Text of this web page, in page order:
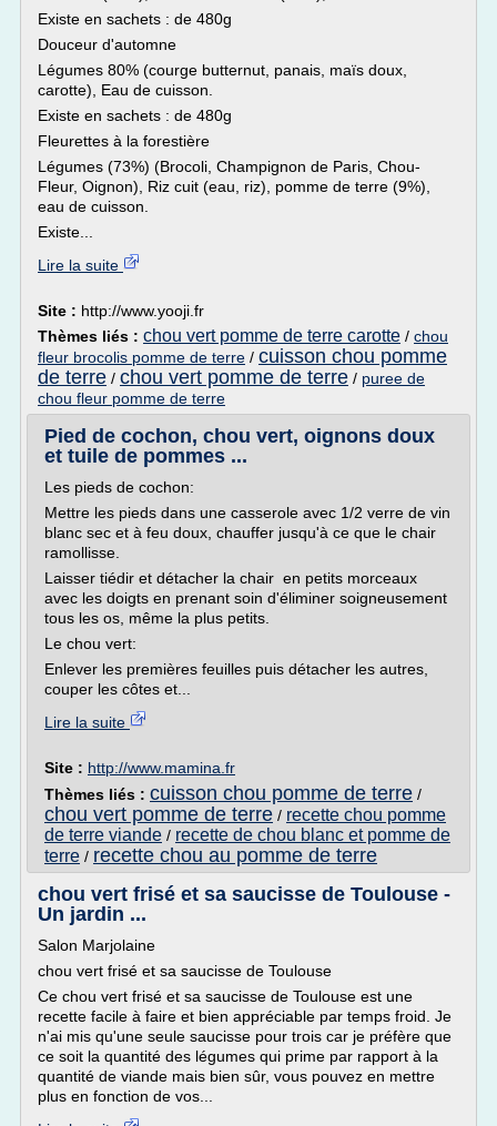
Existe en sachets : de 480g
Douceur d'automne
Légumes 80% (courge butternut, panais, maïs doux,
carotte), Eau de cuisson.
Existe en sachets : de 480g
Fleurettes à la forestière
Légumes (73%) (Brocoli, Champignon de Paris, Chou-
Fleur, Oignon), Riz cuit (eau, riz), pomme de terre (9%),
eau de cuisson.
Existe...
Lire la suite
Site : http://www.yooji.fr
Thèmes liés : chou vert pomme de terre carotte / chou
fleur brocolis pomme de terre / cuisson chou pomme
de terre / chou vert pomme de terre / puree de
chou fleur pomme de terre
Pied de cochon, chou vert, oignons doux
et tuile de pommes ...
Les pieds de cochon:
Mettre les pieds dans une casserole avec 1/2 verre de vin
blanc sec et à feu doux, chauffer jusqu'à ce que le chair
ramollisse.
Laisser tiédir et détacher la chair en petits morceaux
avec les doigts en prenant soin d'éliminer soigneusement
tous les os, même la plus petits.
Le chou vert:
Enlever les premières feuilles puis détacher les autres,
couper les côtes et...
Lire la suite
Site : http://www.mamina.fr
Thèmes liés : cuisson chou pomme de terre /
chou vert pomme de terre / recette chou pomme
de terre viande / recette de chou blanc et pomme de
terre / recette chou au pomme de terre
chou vert frisé et sa saucisse de Toulouse -
Un jardin ...
Salon Marjolaine
chou vert frisé et sa saucisse de Toulouse
Ce chou vert frisé et sa saucisse de Toulouse est une
recette facile à faire et bien appréciable par temps froid. Je
n'ai mis qu'une seule saucisse pour trois car je préfère que
ce soit la quantité des légumes qui prime par rapport à la
quantité de viande mais bien sûr, vous pouvez en mettre
plus en fonction de vos...